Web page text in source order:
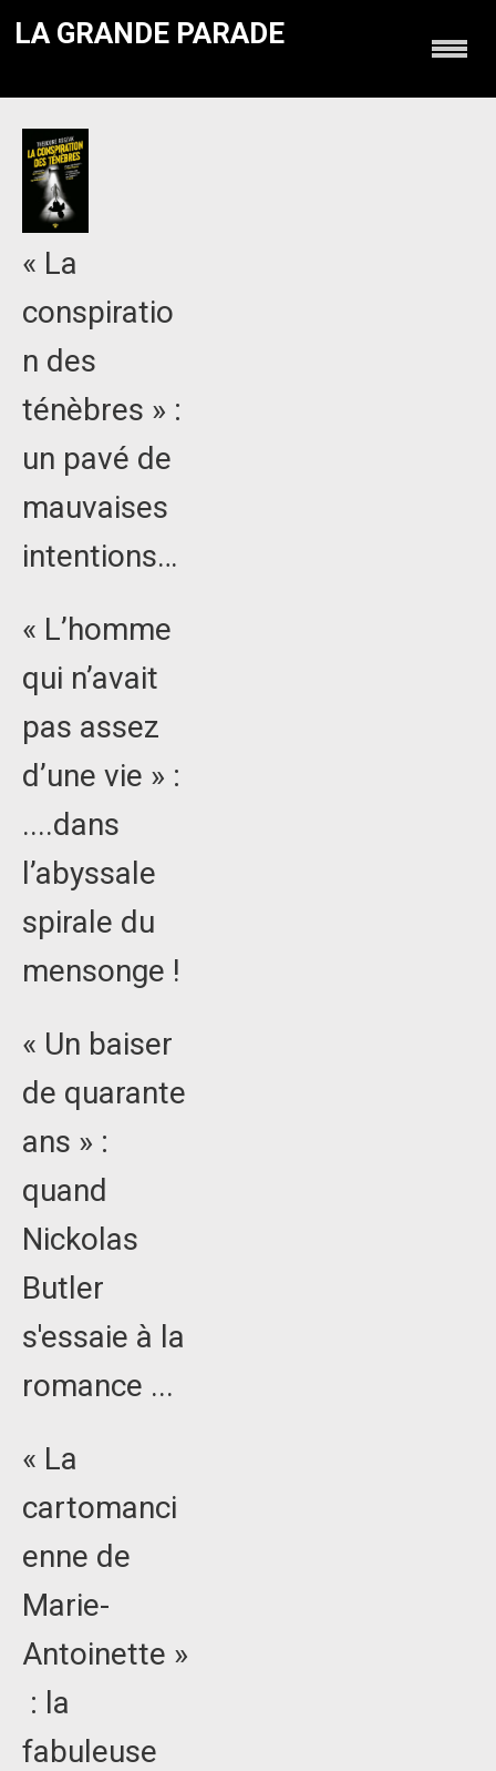
LA GRANDE PARADE
« La
conspiratio
n des
ténèbres » :
un pavé de
mauvaises
intentions…
« L’homme
qui n’avait
pas assez
d’une vie » :
....dans
l’abyssale
spirale du
mensonge !
« Un baiser
de quarante
ans » :
quand
Nickolas
Butler
s'essaie à la
romance ...
« La
cartomanci
enne de
Marie-
Antoinette »
: la
fabuleuse